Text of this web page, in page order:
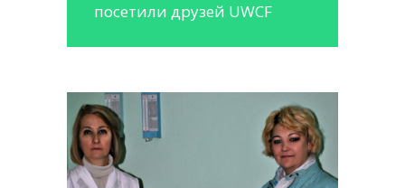
посетили друзей UWCF